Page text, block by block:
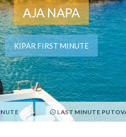
AJA NAPA
KIPAR FIRST MINUTE
LAST MINUTE